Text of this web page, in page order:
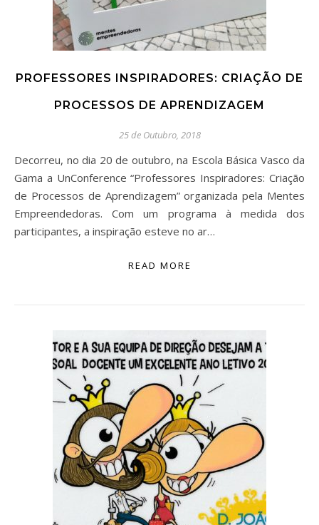
PROFESSORES INSPIRADORES: CRIAÇÃO DE
PROCESSOS DE APRENDIZAGEM
25 de Outubro, 2018
Decorreu, no dia 20 de outubro, na Escola Básica Vasco da
Gama a UnConference “Professores Inspiradores: Criação
de Processos de Aprendizagem” organizada pela Mentes
Empreendedoras. Com um programa à medida dos
participantes, a inspiração esteve no ar…
READ MORE